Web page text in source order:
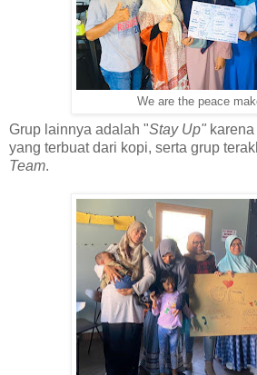
We are the peace
Grup lainnya adalah "Stay Up"
yang terbuat dari kopi, serta grup
Team.